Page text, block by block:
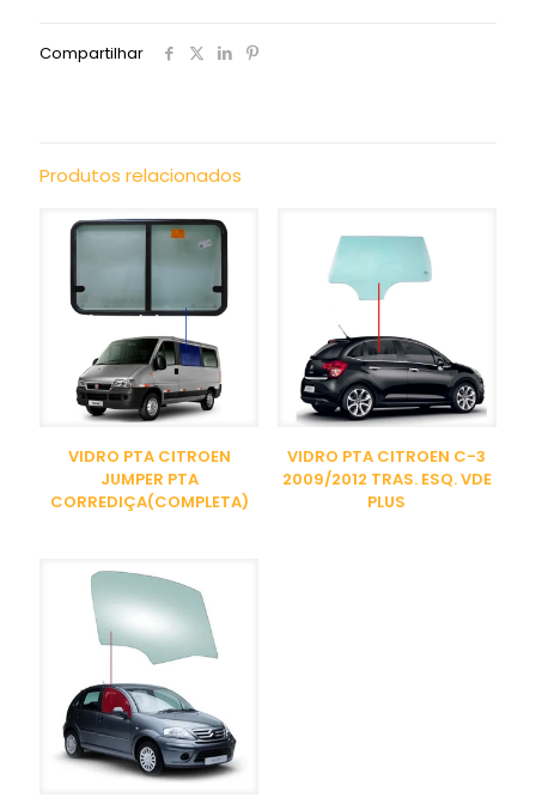
Compartilhar
Produtos relacionados
VIDRO PTA CITROEN
JUMPER PTA
CORREDIÇA(COMPLETA)
VIDRO PTA CITROEN C-3
2009/2012 TRAS. ESQ. VDE
PLUS